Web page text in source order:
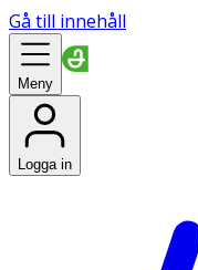
Gå till innehåll
Meny
Logga in